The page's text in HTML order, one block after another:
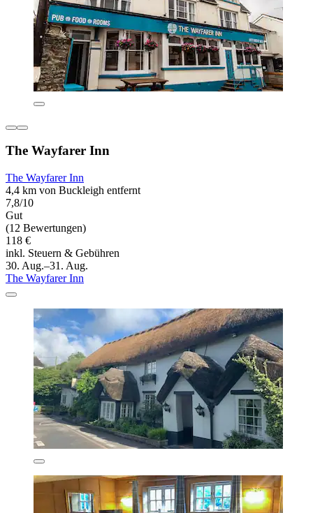
The Wayfarer Inn
The Wayfarer Inn
4,4 km von Buckleigh entfernt
7,8/10
Gut
(12 Bewertungen)
118 €
inkl. Steuern & Gebühren
30. Aug.–31. Aug.
The Wayfarer Inn